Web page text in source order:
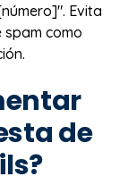
Evita
como
de